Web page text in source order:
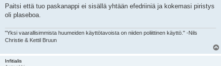
Paitsi että tuo paskanappi ei sisällä yhtään efedriiniä ja kokemasi piristys
oli plaseboa.
"Yksi vaarallisimmista huumeiden käyttötavoista on niiden poliittinen käyttö." -Nils
Christie & Kettil Bruun
Infitialis